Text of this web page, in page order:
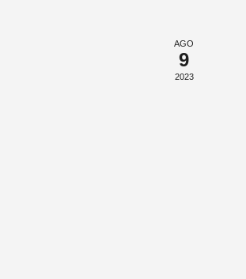
AGO
9
2023